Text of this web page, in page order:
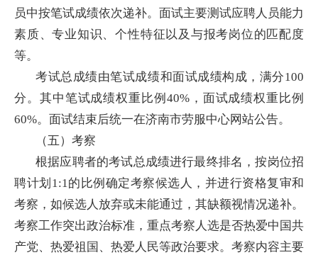
员中按笔试成绩依次递补。面试主要测试应聘人员能力
素质、专业知识、个性特征以及与报考岗位的匹配度
等。
考试总成绩由笔试成绩和面试成绩构成，满分100
分。其中笔试成绩权重比例40%，面试成绩权重比例
60%。面试结束后统一在济南市劳服中心网站公告。
（五）考察
根据应聘者的考试总成绩进行最终排名，按岗位招
聘计划1:1的比例确定考察候选人，并进行资格复审和
考察，如候选人放弃或未能通过，其缺额视情况递补。
考察工作突出政治标准，重点考察人选是否热爱中国共
产党、热爱祖国、热爱人民等政治要求。考察内容主要